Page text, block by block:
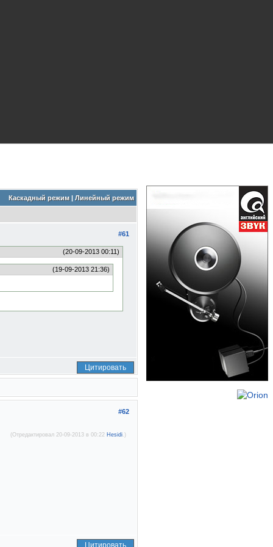
Каскадный режим| Линейный режим
#61
(20-09-2013 00:11)
(19-09-2013 21:36)
Цитировать
#62
(Отредактировал 20-09-2013 в 00:22 Hesidi .)
Цитировать